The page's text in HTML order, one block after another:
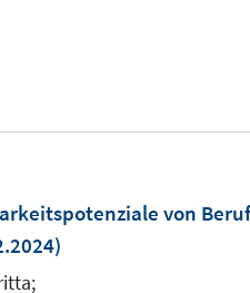
von